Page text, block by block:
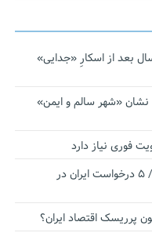
همچنان در آیینه است/ ۱۴ سال بعد از اسکارِ «جدایی»
«شهر سالم و ایمن»
فوری نیاز دارد
اقتدار ناوگروه ۱۰۳ در مأموریت‌ اقیانوسی/ ۵ درخواست ایران در
پرریسک اقتصاد ایران؟